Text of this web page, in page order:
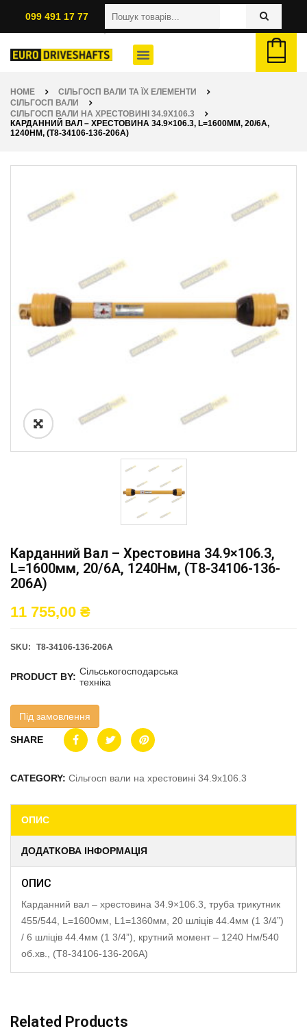
099 491 17 77
HOME
СІЛЬГОСП ВАЛИ ТА ЇХ ЕЛЕМЕНТИ
СІЛЬГОСП ВАЛИ
СІЛЬГОСП ВАЛИ НА ХРЕСТОВИНІ 34.9X106.3
КАРДАННИЙ ВАЛ – ХРЕСТОВИНА 34.9×106.3, L=1600ММ, 20/6A,
1240НМ, (T8-34106-136-206A)
Карданний Вал – Хрестовина 34.9×106.3,
L=1600мм, 20/6A, 1240Нм, (T8-34106-136-
206A)
11 755,00 ₴
SKU: T8-34106-136-206A
PRODUCT BY: Сільськогосподарська
техніка
Під замовлення
SHARE
CATEGORY: Сільгосп вали на хрестовині 34.9x106.3
ОПИС
ДОДАТКОВА ІНФОРМАЦІЯ
ОПИС
Карданний вал – хрестовина 34.9×106.3, труба трикутник
455/544, L=1600мм, L1=1360мм, 20 шліців 44.4мм (1 3/4”)
/ 6 шліців 44.4мм (1 3/4”), крутний момент – 1240 Нм/540
об.хв., (T8-34106-136-206A)
Related Products